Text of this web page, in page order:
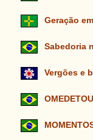
Geração
Sabedoria
Vergões e